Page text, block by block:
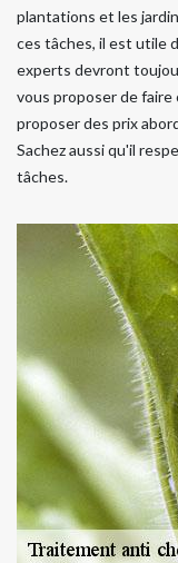
plantations et les
ces tâches, il est utile
experts devront
vous proposer de faire
proposer des prix
Sachez aussi qu'il
tâches.